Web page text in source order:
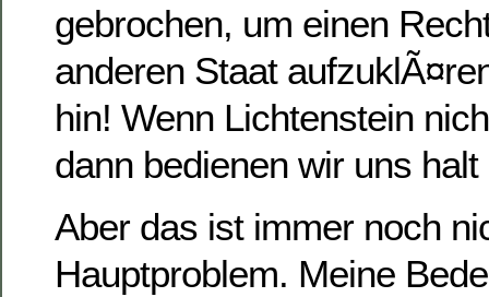
gebrochen, um einen
anderen Staat
hin! Wenn Lichtenstein
dann bedienen wir uns
Aber das ist immer noch
Hauptproblem. Meine